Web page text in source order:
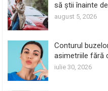
să știi înainte
august 5, 2026
Conturul
asimetriile fără
iulie 30, 2026